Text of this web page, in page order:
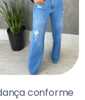
conforme